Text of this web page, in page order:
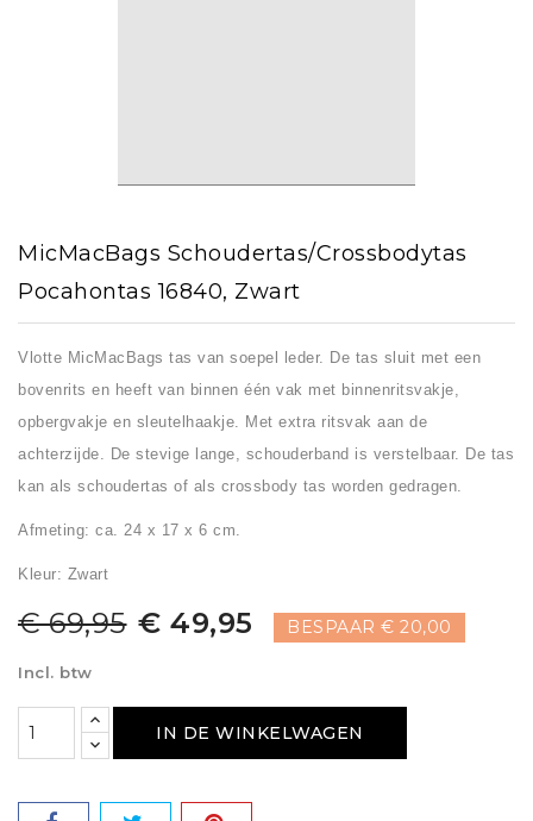
MicMacBags Schoudertas/crossbodytas
Pocahontas 16840, Zwart
Vlotte MicMacBags tas van soepel leder. De tas sluit met een
bovenrits en heeft van binnen één vak met binnenritsvakje,
opbergvakje en sleutelhaakje. Met extra ritsvak aan de
achterzijde. De stevige lange, schouderband is verstelbaar. De tas
kan als schoudertas of als crossbody tas worden gedragen.
Afmeting: ca. 24 x 17 x 6 cm.
Kleur: Zwart
€ 69,95 € 49,95 BESPAAR € 20,00
Incl. btw
IN DE WINKELWAGEN